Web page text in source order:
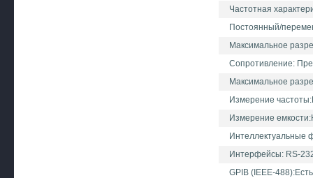
Частотная
Постоянный/
Максимальное
Сопротивление:
Максимальное
Измерение
Измерение
Интеллектуальные
Интерфейсы: RS-
GPIB (IEEE-